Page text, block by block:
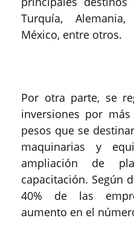
Turquía,
México, entre otros.
Por otra parte, se
inversiones por
pesos que se
maquinarias y
ampliación de
capacitación. Según
40% de las
aumento en el